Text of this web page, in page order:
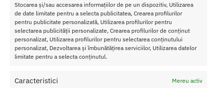
Stocarea și/sau accesarea informațiilor de pe un dispozitiv, Utilizarea
de date limitate pentru a selecta publicitatea, Crearea profilurilor
pentru publicitate personalizată, Utilizarea profilurilor pentru
selectarea publicității personalizate, Crearea profilurilor de conținut
personalizat, Utilizarea profilurilor pentru selectarea conținutului
personalizat, Dezvoltarea și îmbunătățirea serviciilor, Utilizarea datelor
limitate pentru a selecta conținutul.
Caracteristici
Mereu activ
Functii Cheie:Metal Greu, Joc de Temperatura, Baza de
Siguranta, Lux, Impermeabil.
Dimensiuni: Lungime totala 10 cm; Diametru max. 4 cm (3.9
cm).
Culoare:Argintiu.
Materiale: